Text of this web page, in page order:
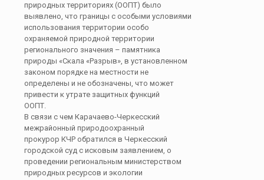
природных территориях (ООПТ) было
выявлено, что границы с особыми условиями
использования территории особо
охраняемой природной территории
регионального значения – памятника
природы «Скала «Разрыв», в установленном
законом порядке на местности не
определены и не обозначены, что может
привести к утрате защитных функций
ООПТ.
В связи с чем Карачаево-Черкесский
межрайонный природоохранный
прокурор КЧР обратился в Черкесский
городской суд с исковым заявлением, о
проведении региональным министерством
природных ресурсов и экологии